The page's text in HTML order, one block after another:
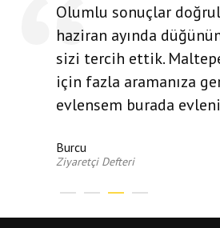
Olumlu sonuçlar
haziran ayında
sizi tercih ettik.
için fazla aramanıza
evlensem burada
Burcu
Ziyaretçi Defteri